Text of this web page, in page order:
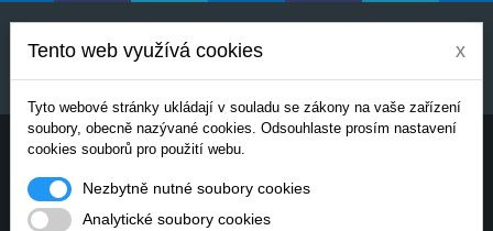
Uvedené ceny jsou orientační a mohou se měnit v
závislosti na aktuálních cenách výrobců a
dodavatelů. Pro přesnou cenovou nabídku prosím
Potřebujete poradit? Chcete objednávat telefonicky:
Tento web využívá cookies x
Tyto webové stránky ukládají v souladu se zákony na vaše zařízení
soubory, obecně nazývané cookies. Odsouhlaste prosím nastavení
cookies souborů pro použití webu.
Nezbytně nutné soubory cookies
Analytické soubory cookies